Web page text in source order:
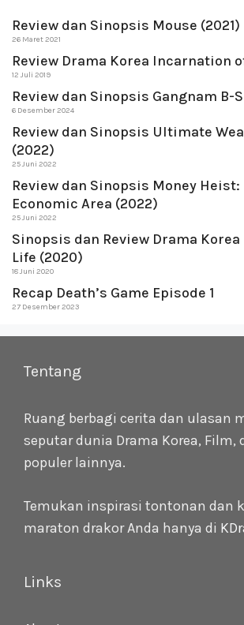
Review dan Sinopsis Mouse (2021)
26 Maret 2021
Review Drama Korea Incarnation
12 Juli 2019
Review dan Sinopsis Gangnam B-
6 Desember 2024
Review dan Sinopsis Ultimate
(2022)
25 Juni 2022
Review dan Sinopsis Money Heist:
Economic Area (2022)
25 Juni 2022
Sinopsis dan Review Drama
Life (2020)
18 Juni 2020
Recap Death’s Game Episode 1
27 Desember 2023
Tentang
Ruang berbagi cerita dan ulasan
seputar dunia Drama Korea, Film,
populer lainnya.
Temukan inspirasi tontonan dan
maraton drakor Anda hanya di
Links